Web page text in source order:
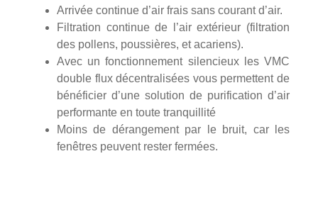
Arrivée continue d’air frais sans courant d’air.
Filtration continue de l’air extérieur (filtration
des pollens, poussières, et acariens).
Avec un fonctionnement silencieux les VMC
double flux décentralisées vous permettent de
bénéficier d’une solution de purification d’air
performante en toute tranquillité
Moins de dérangement par le bruit, car les
fenêtres peuvent rester fermées.